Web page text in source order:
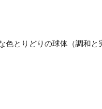
色とりどりの球体（調和と